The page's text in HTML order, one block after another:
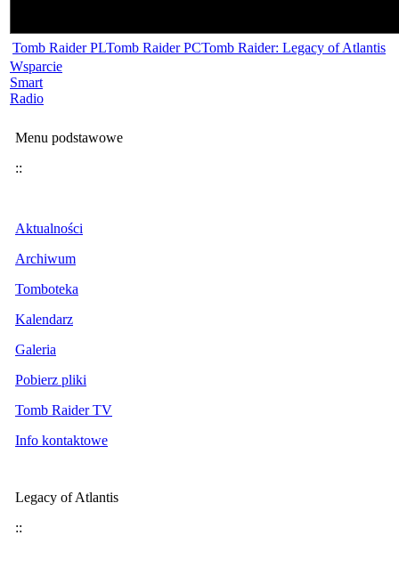
Tomb Raider PLTomb Raider PCTomb Raider: Legacy of Atlantis
Wsparcie
Smart
Radio
Menu podstawowe
::
Aktualności
Archiwum
Tomboteka
Kalendarz
Galeria
Pobierz pliki
Tomb Raider TV
Info kontaktowe
Legacy of Atlantis
::